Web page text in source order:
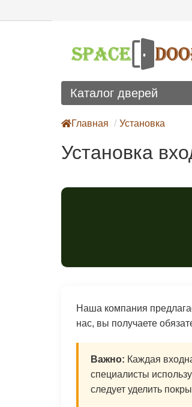
Каталог дверей
Главная Установка
Установка
Наша компания
нас, вы получаете
Важно: Каждая
специалисты
следует уделить